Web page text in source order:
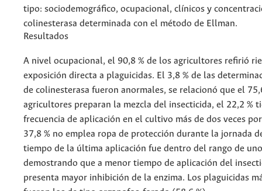
tipo: sociodemográfico, ocupacional, clínicos y
colinesterasa determinada con el método de Ellman.
Resultados
A nivel ocupacional, el 90,8 % de los agricultores refirió
exposición directa a plaguicidas. El 3,8 % de las
de colinesterasa fueron anormales, se relacionó que el
agricultores preparan la mezcla del insecticida, el 22,2 %
frecuencia de aplicación en el cultivo más de dos veces
37,8 % no emplea ropa de protección durante la jornada
tiempo de la última aplicación fue dentro del rango de
demostrando que a menor tiempo de aplicación del
presenta mayor inhibición de la enzima. Los plaguicidas